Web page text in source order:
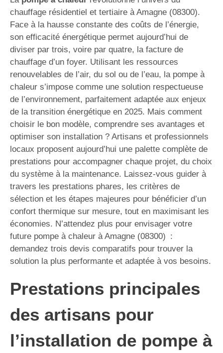
chauffage résidentiel et tertiaire à Amagne (08300).
Face à la hausse constante des coûts de l’énergie,
son efficacité énergétique permet aujourd’hui de
diviser par trois, voire par quatre, la facture de
chauffage d’un foyer. Utilisant les ressources
renouvelables de l’air, du sol ou de l’eau, la pompe à
chaleur s’impose comme une solution respectueuse
de l’environnement, parfaitement adaptée aux enjeux
de la transition énergétique en 2025. Mais comment
choisir le bon modèle, comprendre ses avantages et
optimiser son installation ? Artisans et professionnels
locaux proposent aujourd’hui une palette complète de
prestations pour accompagner chaque projet, du choix
du système à la maintenance. Laissez-vous guider à
travers les prestations phares, les critères de
sélection et les étapes majeures pour bénéficier d’un
confort thermique sur mesure, tout en maximisant les
économies. N’attendez plus pour envisager votre
future pompe à chaleur à Amagne (08300) :
demandez trois devis comparatifs pour trouver la
solution la plus performante et adaptée à vos besoins.
Prestations principales
des artisans pour
l’installation de pompe à